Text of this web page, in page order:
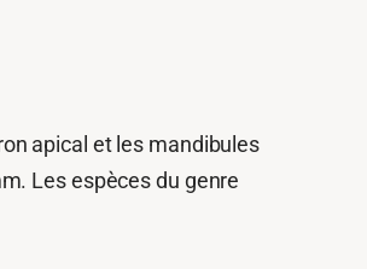
apical et les mandibules
Les espèces du genre